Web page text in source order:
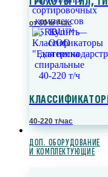
от 80 м³/час
40-220 т/час
ДОП. ОБОРУДОВАНИЕ
И КОМПЛЕКТУЮЩИЕ